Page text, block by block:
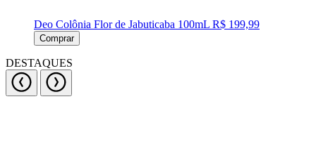
Deo Colônia Flor de Jabuticaba 100mL R$ 199,99
Comprar
DESTAQUES